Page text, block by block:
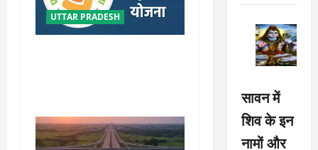
i
UTTAR PRADESH
सावन में
शिव के इन
नामों और